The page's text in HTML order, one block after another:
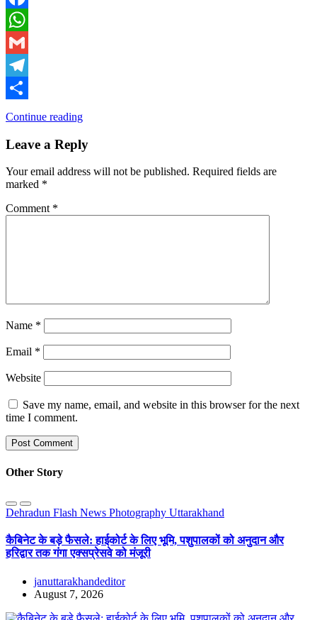
Facebook
WhatsApp
Gmail
Telegram
Share
Continue reading
Leave a Reply
Your email address will not be published. Required fields are
marked *
Comment *
Name *
Email *
Website
Save my name, email, and website in this browser for the next
time I comment.
Other Story
Dehradun Flash News Photography Uttarakhand
कैबिनेट के बड़े फैसले: हाईकोर्ट के लिए भूमि, पशुपालकों को अनुदान और
हरिद्वार तक गंगा एक्सप्रेसवे को मंजूरी
januttarakhandeditor
August 7, 2026